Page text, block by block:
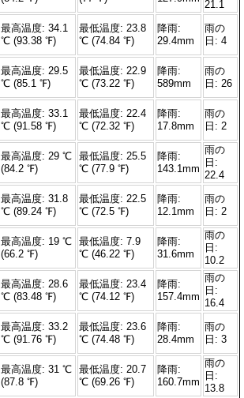
21.1
最高温度: 34.1
℃ (93.38 ℉)
最低温度: 23.8
℃ (74.84 ℉)
降雨:
29.4mm
雨の
日: 4
最高温度: 29.5
℃ (85.1 ℉)
最低温度: 22.9
℃ (73.22 ℉)
降雨:
589mm
雨の
日: 26
最高温度: 33.1
℃ (91.58 ℉)
最低温度: 22.4
℃ (72.32 ℉)
降雨:
17.8mm
雨の
日: 2
最高温度: 29 ℃
(84.2 ℉)
最低温度: 25.5
℃ (77.9 ℉)
降雨:
143.1mm
雨の
日:
22.4
最高温度: 31.8
℃ (89.24 ℉)
最低温度: 22.5
℃ (72.5 ℉)
降雨:
12.1mm
雨の
日: 2
最高温度: 19 ℃
(66.2 ℉)
最低温度: 7.9
℃ (46.22 ℉)
降雨:
31.6mm
雨の
日:
10.2
最高温度: 28.6
℃ (83.48 ℉)
最低温度: 23.4
℃ (74.12 ℉)
降雨:
157.4mm
雨の
日:
16.4
最高温度: 33.2
℃ (91.76 ℉)
最低温度: 23.6
℃ (74.48 ℉)
降雨:
28.4mm
雨の
日: 3
最高温度: 31 ℃
(87.8 ℉)
最低温度: 20.7
℃ (69.26 ℉)
降雨:
160.7mm
雨の
日:
13.8